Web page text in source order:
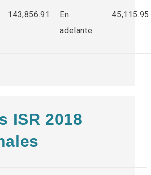
143,856.91
En
adelante
45,115.95
ISR 2018